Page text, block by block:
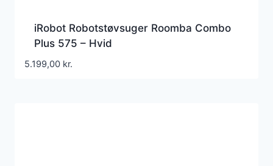
iRobot Robotstøvsuger Roomba Combo
Plus 575 – Hvid
5.199,00 kr.